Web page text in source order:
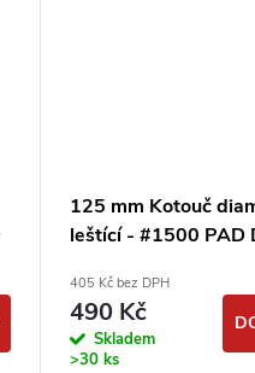
125 mm Kotouč
leštící - #1500 PAD
405 Kč bez DPH
490 Kč
Skladem
>30 ks